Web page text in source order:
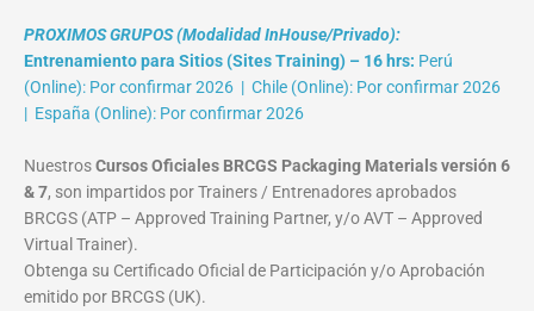
PROXIMOS GRUPOS (Modalidad InHouse/Privado):
Entrenamiento para Sitios (Sites Training) – 16 hrs: Perú
(Online): Por confirmar 2026 | Chile (Online): Por confirmar 2026
| España (Online): Por confirmar 2026
NuestrosCursos Oficiales BRCGS Packaging Materials versión 6
& 7, son impartidos por Trainers / Entrenadores aprobados
BRCGS (ATP – Approved Training Partner, y/o AVT – Approved
Virtual Trainer).
Obtenga su Certificado Oficial de Participación y/o Aprobación
emitido por BRCGS (UK).